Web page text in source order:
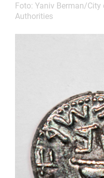
Foto: Yaniv Berman/
Authorities